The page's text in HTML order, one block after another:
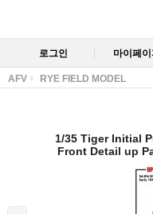
로그인 마이페이
AFV RYE FIELD MODEL
1/35 Tiger Initial
Front Detail up